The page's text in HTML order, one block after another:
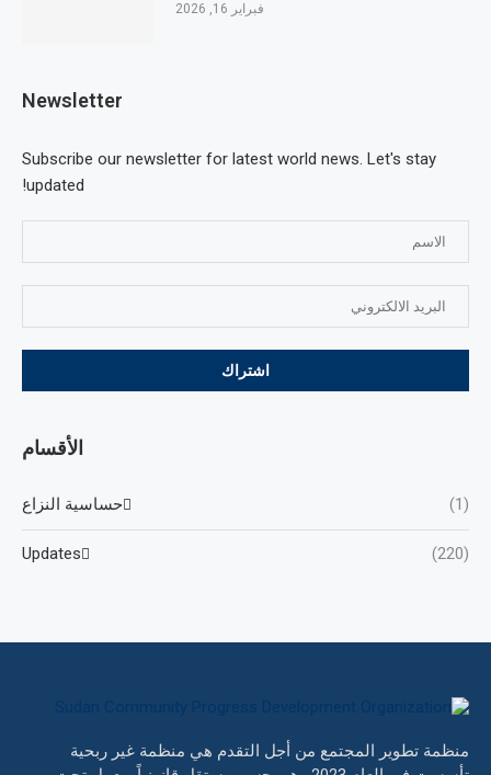
فبراير 16, 2026
Newsletter
Subscribe our newsletter for latest world news. Let's stay
updated!
الأقسام
حساسية النزاع (1)
Updates (220)
منظمة تطوير المجتمع من أجل التقدم هي منظمة غير ربحية